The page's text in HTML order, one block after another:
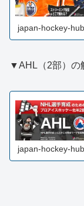
japan-hockey-
▼AHL（2部）の
japan-hockey-